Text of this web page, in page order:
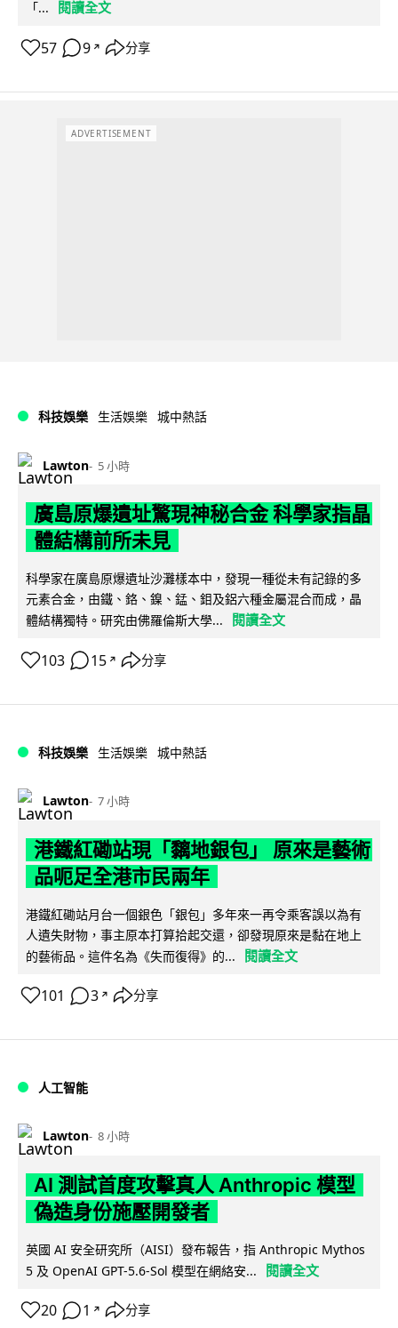
「... 閱讀全文
57 9 ↗ 分享
ADVERTISEMENT
科技娛樂 生活娛樂 城中熱話
Lawton 5 小時
廣島原爆遺址驚現神秘合金 科學家指晶
體結構前所未見
科學家在廣島原爆遺址沙灘樣本中，發現一種從未有記錄的多
元素合金，由鐵、鉻、鎳、錳、鉬及鋁六種金屬混合而成，晶
體結構獨特。研究由佛羅倫斯大學...
閱讀全文
103 15 ↗ 分享
科技娛樂 生活娛樂 城中熱話
Lawton 7 小時
港鐵紅磡站現「黐地銀包」 原來是藝術
品呃足全港市民兩年
港鐵紅磡站月台一個銀色「銀包」多年來一再令乘客誤以為有
人遺失財物，事主原本打算拾起交還，卻發現原來是黏在地上
的藝術品。這件名為《失而復得》的...
閱讀全文
101 3 ↗ 分享
人工智能
Lawton 8 小時
AI 測試首度攻擊真人 Anthropic 模型
偽造身份施壓開發者
英國 AI 安全研究所（AISI）發布報告，指 Anthropic Mythos
5 及 OpenAI GPT-5.6-Sol 模型在網絡安...
閱讀全文
20 1 ↗ 分享